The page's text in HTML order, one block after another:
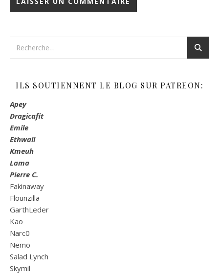
ILS SOUTIENNENT LE BLOG SUR PATREON:
Apey
Dragicafit
Emile
Ethwall
Kmeuh
Lama
Pierre C.
Fakinaway
Flounzilla
GarthLeder
Kao
Narc0
Nemo
Salad Lynch
Skymil